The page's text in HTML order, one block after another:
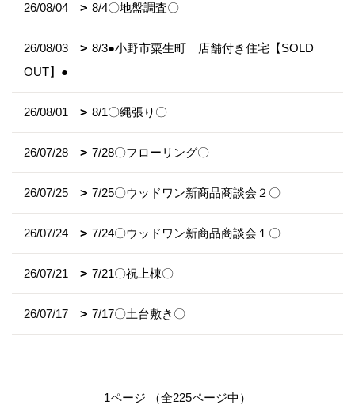
26/08/04 8/4〇地盤調査〇
26/08/03
8/3●小野市粟生町 店舗付き住宅【SOLD
OUT】●
26/08/01 8/1〇縄張り〇
26/07/28 7/28〇フローリング〇
26/07/25 7/25〇ウッドワン新商品商談会２〇
26/07/24 7/24〇ウッドワン新商品商談会１〇
26/07/21 7/21〇祝上棟〇
26/07/17 7/17〇土台敷き〇
1ページ （全225ページ中）